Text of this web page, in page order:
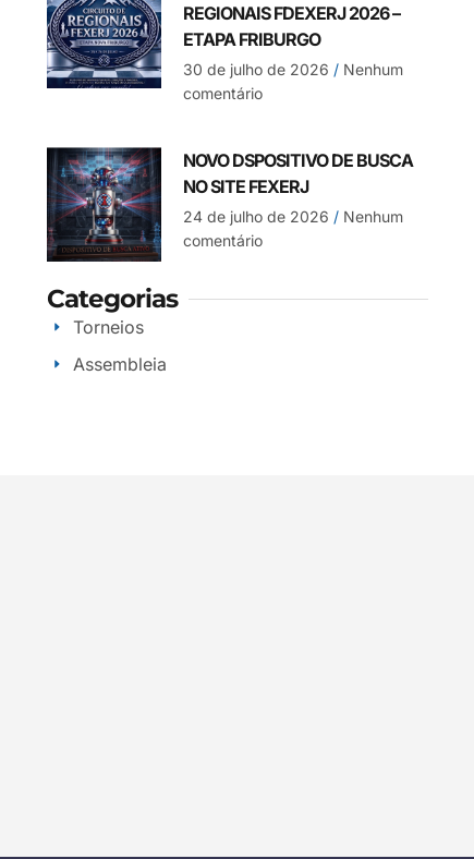
REGIONAIS FDEXERJ 2026 –
ETAPA FRIBURGO
30 de julho de 2026 Nenhum
comentário
NOVO DSPOSITIVO DE BUSCA
NO SITE FEXERJ
24 de julho de 2026 Nenhum
comentário
Categorias
Torneios
Assembleia